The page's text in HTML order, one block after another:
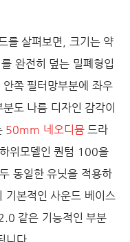
를 살펴보면, 크기는 약
완전히 덮는 밀폐형입
쪽 필터망부분에 좌우
도 나름 디자인 감각이
50mm 네오디뮴드라
위모델인 퀀텀 100을
동일한 유닛을 적용하
기본적인 사운드 베이스
같은 기능적인 부분